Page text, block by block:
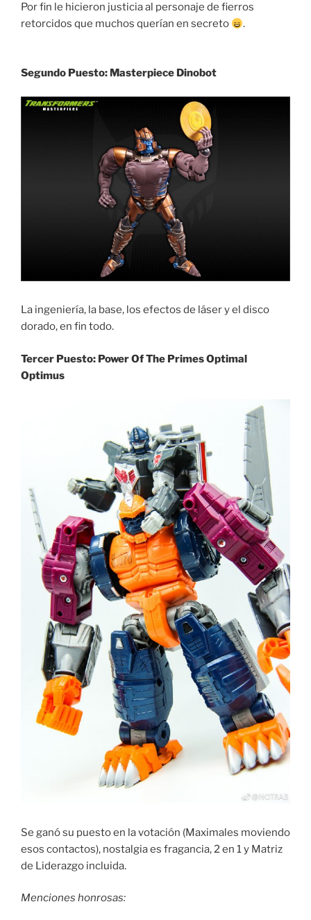
Por fin le hicieron justicia al personaje de fierros
retorcidos que muchos querían en secreto
.
Segundo Puesto: Masterpiece Dinobot
La ingeniería, la base, los efectos de láser y el disco
dorado, en fin todo.
Tercer Puesto: Power Of The Primes Optimal
Optimus
Se ganó su puesto en la votación (Maximales moviendo
esos contactos), nostalgia es fragancia, 2 en 1 y Matriz
de Liderazgo incluida.
Menciones honrosas: